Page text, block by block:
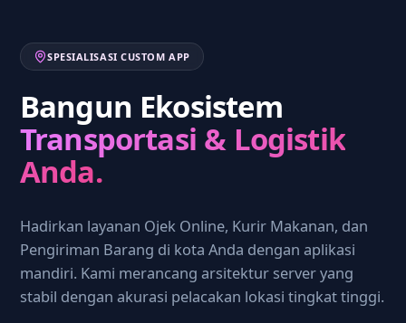
SPESIALISASI CUSTOM APP
Bangun Ekosistem
Transportasi & Logistik
Anda.
Hadirkan layanan Ojek Online, Kurir Makanan, dan
Pengiriman Barang di kota Anda dengan aplikasi
mandiri. Kami merancang arsitektur server yang
stabil dengan akurasi pelacakan lokasi tingkat tinggi.